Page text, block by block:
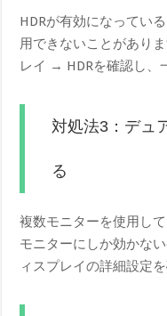
HDRが有効になってい
用できないことがあり
レイ → HDRを確認し、
対処法3：デュ
る
複数モニターを使用し
モニターにしか効かな
ィスプレイの詳細設定